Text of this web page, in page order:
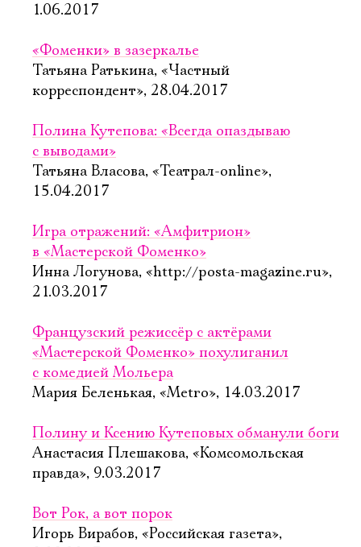
1.06.2017
«Фоменки» в зазеркалье
Татьяна Ратькина, «Частный
корреспондент», 28.04.2017
Полина Кутепова: «Всегда опаздываю
с выводами»
Татьяна Власова, «Театрал-online»,
15.04.2017
Игра отражений: «Амфитрион»
в «Мастерской Фоменко»
Инна Логунова, «http://posta-magazine.ru»,
21.03.2017
Французский режиссёр с актёрами
«Мастерской Фоменко» похулиганил
с комедией Мольера
Мария Беленькая, «Metro», 14.03.2017
Полину и Ксению Кутеповых обманули боги
Анастасия Плешакова, «Комсомольская
правда», 9.03.2017
Вот Рок, а вот порок
Игорь Вирабов, «Российская газета»,